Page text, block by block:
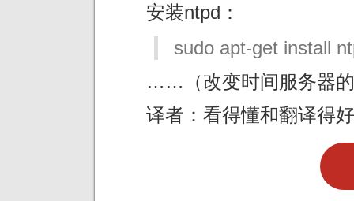
安装ntpd：
sudo apt-get install
……（改变时间服务器
译者：看得懂和翻译得